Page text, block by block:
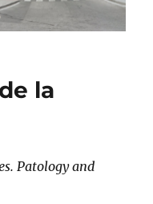
la
Patology and